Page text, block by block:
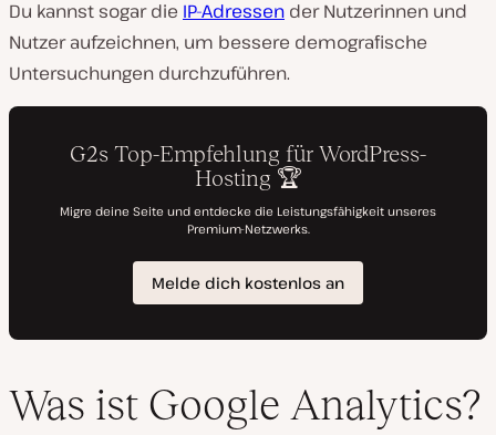
Du kannst sogar die IP-Adressen der Nutzerinnen und
Nutzer aufzeichnen, um bessere demografische
Untersuchungen durchzuführen.
Was ist Google Analytics?